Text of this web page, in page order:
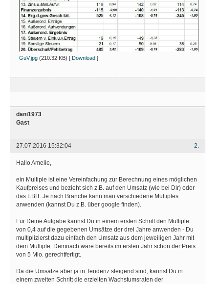
GuV.jpg (210.32 KB) [ Download ]
dani1973
Gast
2.
27.07.2016 15:32:04
Hallo Amelie,
ein Multiple ist eine Vereinfachung zur Berechnung eines möglichen
Kaufpreises und bezieht sich z.B. auf den Umsatz (wie bei Dir) oder
das EBIT. Je nach Branche kann man verschiedene Multiples
anwenden (kannst Du z.B. über google finden).
Für Deine Aufgabe kannst Du in einem ersten Schritt den Multiple
von 0,4 auf die gegebenen Umsätze der drei Jahre anwenden - Du
multiplizierst dazu einfach den Umsatz aus dem jeweiligen Jahr mit
dem Multiple. Demnach wäre bereits im ersten Jahr schon der Preis
von 5 Mio. gerechtfertigt.
Da die Umsätze aber ja in Tendenz steigend sind, kannst Du in
einem zweiten Schritt die erzielten Wachstumsraten der